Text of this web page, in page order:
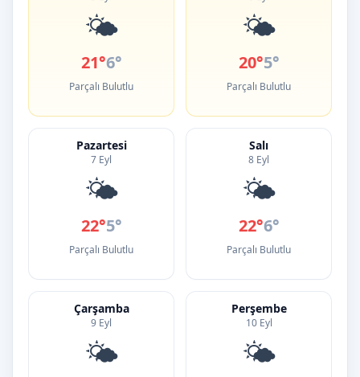
🌤️
21°6°
Parçalı Bulutlu
🌤️
20°5°
Parçalı Bulutlu
Pazartesi
7 Eyl
🌤️
22°5°
Parçalı Bulutlu
Salı
8 Eyl
🌤️
22°6°
Parçalı Bulutlu
Çarşamba
9 Eyl
🌤️
Perşembe
10 Eyl
🌤️